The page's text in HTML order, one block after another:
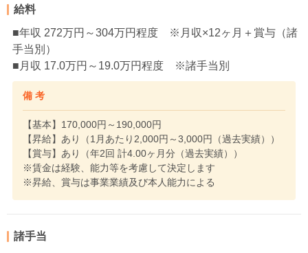
給料
■年収 272万円～304万円程度 ※月収×12ヶ月＋賞与（諸
手当別）
■月収 17.0万円～19.0万円程度 ※諸手当別
備 考
【基本】170,000円～190,000円
【昇給】あり（1月あたり2,000円～3,000円（過去実績））
【賞与】あり（年2回 計4.00ヶ月分（過去実績））
※賃金は経験、能力等を考慮して決定します
※昇給、賞与は事業業績及び本人能力による
諸手当